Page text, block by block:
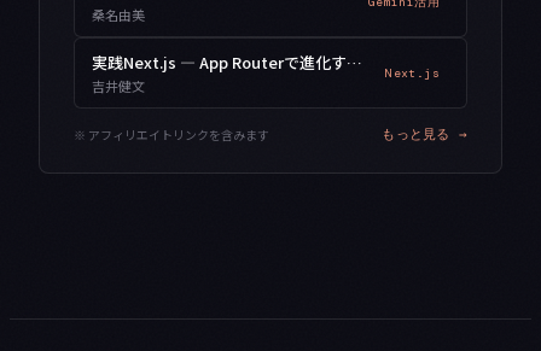
桑名由美
実践Next.js — App Routerで進化するWebアプリ開発
吉井健文
Next.js
※ アフィリエイトリンクを含みます もっと見る →